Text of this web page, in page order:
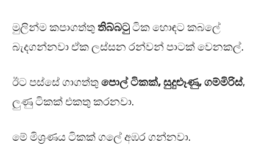
මුලින්ම කපාගත්තුතිබ්බටුටික හොඳට කබලේ
බැදගන්නවා ඒක ලස්සන රන්වන් පාටක් වෙනකල්.
ඊට පස්සේ ගාගත්තුපොල් ටිකක්, සුදුළූණු, ගම්මිරිස්,
ලුණු ටිකක් එකතු කරනවා.
මේ මිශ්‍රණය ටිකක් ගලේ අඹර ගන්නවා.